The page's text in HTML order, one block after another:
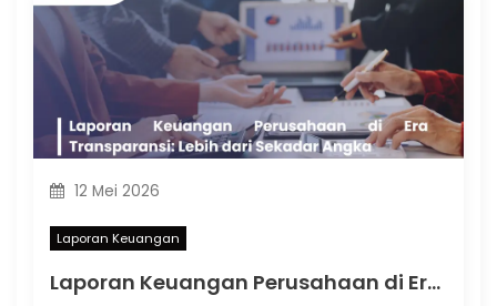
12 Mei 2026
Laporan Keuangan
Laporan Keuangan Perusahaan di Era Transparansi: Lebih dari Sekadar Angka